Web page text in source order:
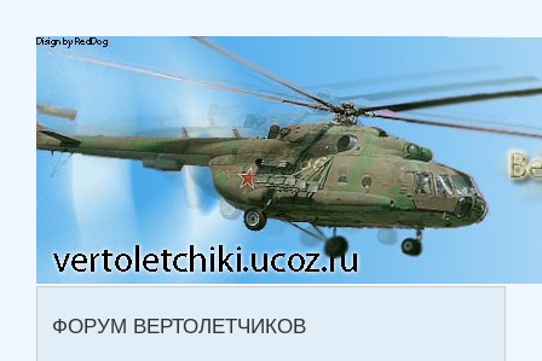
ФОРУМ ВЕРТОЛЕТЧИКОВ